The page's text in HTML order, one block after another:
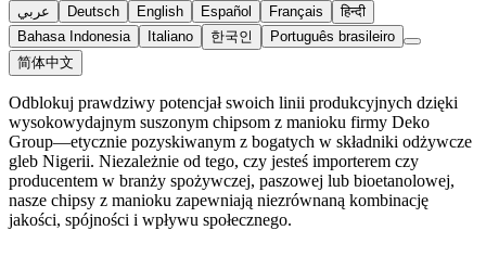
عربي Deutsch English Español Français
हिन्दी
Bahasa Indonesia
Italiano 한국인
Português brasileiro
简体中文
Odblokuj prawdziwy potencjał swoich linii produkcyjnych dzięki
wysokowydajnym suszonym chipsom z manioku firmy Deko
Group—etycznie pozyskiwanym z bogatych w składniki odżywcze
gleb Nigerii. Niezależnie od tego, czy jesteś importerem czy
producentem w branży spożywczej, paszowej lub bioetanolowej,
nasze chipsy z manioku zapewniają niezrównaną kombinację
jakości, spójności i wpływu społecznego.